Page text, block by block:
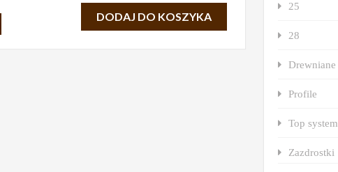
DODAJ DO KOSZYKA
25
28
Drewniane
Profile
Top system
Zazdrostki